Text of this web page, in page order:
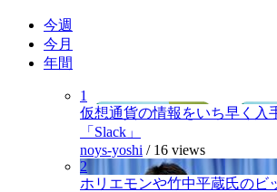
今週
今月
年間
1
仮想通貨の情報をいち早く入
「Slack」
noys-yoshi / 16 views
2
ホリエモンや竹中平蔵氏のビ